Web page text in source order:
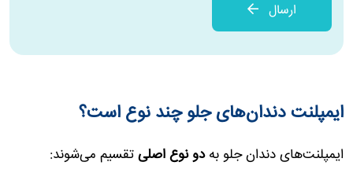
ارسال
ایمپلنت دندان‌های جلو چند نوع است؟
ایمپلنت‌های دندان جلو بهدو نوع اصلیتقسیم می‌شوند: